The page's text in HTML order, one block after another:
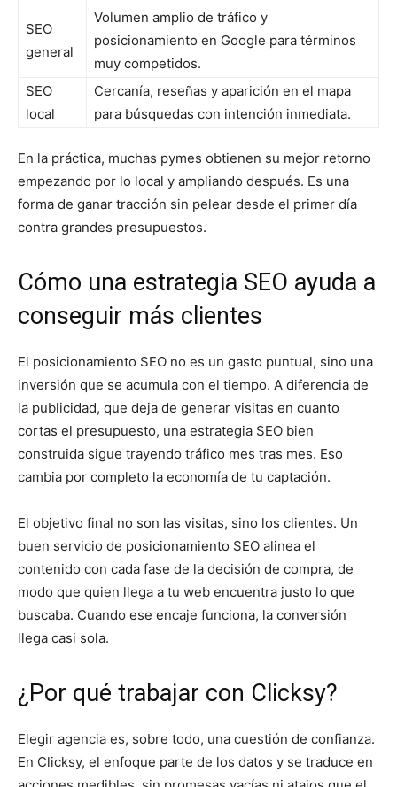
SEO
general
Volumen amplio de tráfico y
posicionamiento en Google para términos
muy competidos.
SEO
local
Cercanía, reseñas y aparición en el mapa
para búsquedas con intención inmediata.
En la práctica, muchas pymes obtienen su mejor retorno
empezando por lo local y ampliando después. Es una
forma de ganar tracción sin pelear desde el primer día
contra grandes presupuestos.
Cómo una estrategia SEO ayuda a
conseguir más clientes
El posicionamiento SEO no es un gasto puntual, sino una
inversión que se acumula con el tiempo. A diferencia de
la publicidad, que deja de generar visitas en cuanto
cortas el presupuesto, una estrategia SEO bien
construida sigue trayendo tráfico mes tras mes. Eso
cambia por completo la economía de tu captación.
El objetivo final no son las visitas, sino los clientes. Un
buen servicio de posicionamiento SEO alinea el
contenido con cada fase de la decisión de compra, de
modo que quien llega a tu web encuentra justo lo que
buscaba. Cuando ese encaje funciona, la conversión
llega casi sola.
¿Por qué trabajar con Clicksy?
Elegir agencia es, sobre todo, una cuestión de confianza.
En Clicksy, el enfoque parte de los datos y se traduce en